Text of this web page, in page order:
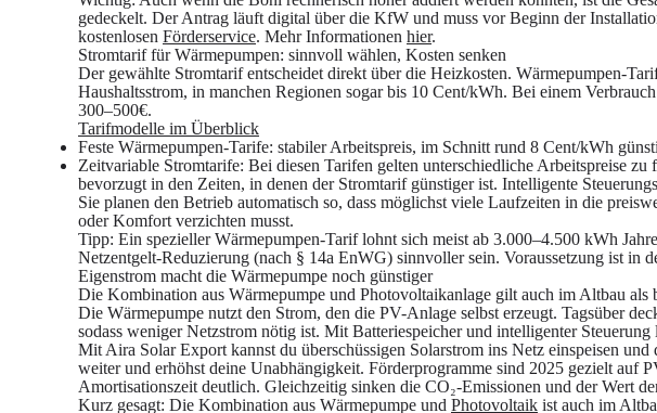
gedeckelt. Der Antrag läuft digital über die KfW und muss vor Beginn der
kostenlosen Förderservice. Mehr Informationen hier.
Stromtarif für Wärmepumpen: sinnvoll wählen, Kosten senken
Der gewählte Stromtarif entscheidet direkt über die Heizkosten. Wärmepumpen-
Haushaltsstrom, in manchen Regionen sogar bis 10 Cent/kWh. Bei einem
300–500€.
Tarifmodelle im Überblick
Feste Wärmepumpen-Tarife: stabiler Arbeitspreis, im Schnitt rund 8 Cent/kWh
Zeitvariable Stromtarife: Bei diesen Tarifen gelten unterschiedliche Arbeitspreise
bevorzugt in den Zeiten, in denen der Stromtarif günstiger ist. Intelligente
Sie planen den Betrieb automatisch so, dass möglichst viele Laufzeiten in die
oder Komfort verzichten musst.
Tipp: Ein spezieller Wärmepumpen-Tarif lohnt sich meist ab 3.000–4.500 kWh
Netzentgelt-Reduzierung (nach § 14a EnWG) sinnvoller sein. Voraussetzung ist in
Eigenstrom macht die Wärmepumpe noch günstiger
Die Kombination aus Wärmepumpe und Photovoltaikanlage gilt auch im Altbau als
Die Wärmepumpe nutzt den Strom, den die PV-Anlage selbst erzeugt. Tagsüber
sodass weniger Netzstrom nötig ist. Mit Batteriespeicher und intelligenter
Mit Aira Solar Export kannst du überschüssigen Solarstrom ins Netz einspeisen
weiter und erhöhst deine Unabhängigkeit. Förderprogramme sind 2025 gezielt auf
Amortisationszeit deutlich. Gleichzeitig sinken die CO₂-Emissionen und der Wert
Kurz gesagt: Die Kombination aus Wärmepumpe und Photovoltaik ist auch im